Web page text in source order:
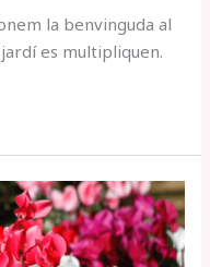
la benvinguda al
es multipliquen.